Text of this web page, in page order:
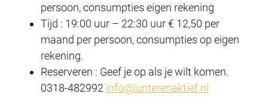
persoon, consumpties eigen rekening
Tijd : 19:00 uur – 22:30 uur € 12,50 per
maand per persoon, consumpties op eigen
rekening.
Reserveren : Geef je op als je wilt komen.
0318-482992 info@lunterenaktief.nl